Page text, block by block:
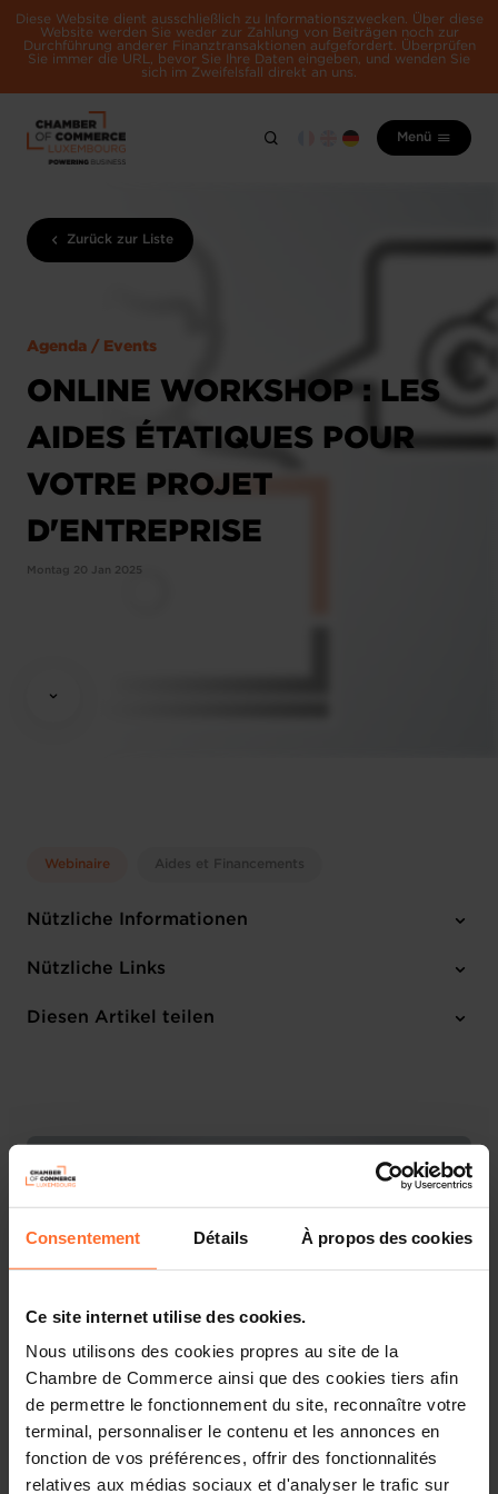
Consentement Détails À propos des cookies
Ce site internet utilise des cookies.
Nous utilisons des cookies propres au site de la
Chambre de Commerce ainsi que des cookies tiers afin
de permettre le fonctionnement du site, reconnaître votre
terminal, personnaliser le contenu et les annonces en
fonction de vos préférences, offrir des fonctionnalités
relatives aux médias sociaux et d'analyser le trafic sur
Diese Website dient ausschließlich zu Informationszwecken. Über diese
Website werden Sie weder zur Zahlung von Beiträgen noch zur
Durchführung anderer Finanztransaktionen aufgefordert. Überprüfen
Sie immer die URL, bevor Sie Ihre Daten eingeben, und wenden Sie
sich im Zweifelsfall direkt an uns.
Menü
Zurück zur Liste
Agenda / Events
ONLINE WORKSHOP : LES
AIDES ÉTATIQUES POUR
VOTRE PROJET
D'ENTREPRISE
Montag 20 Jan 2025
Webinaire Aides et Financements
Nützliche Informationen
Montag 20 Jan 2025
Online Workshop
Nützliche Links
Anmelden
Diesen Artikel teilen
Découvrez les aides étatiques pour vos projets